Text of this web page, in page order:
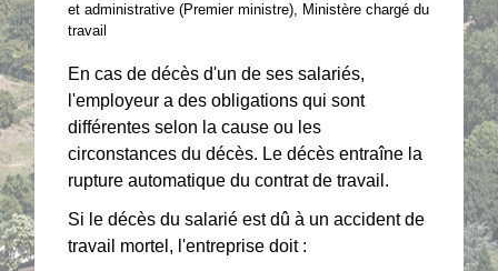
et administrative (Premier ministre), Ministère chargé du
travail
En cas de décès d'un de ses salariés,
l'employeur a des obligations qui sont
différentes selon la cause ou les
circonstances du décès. Le décès entraîne la
rupture automatique du contrat de travail.
Si le décès du salarié est dû à un accident de
travail mortel, l'entreprise doit :